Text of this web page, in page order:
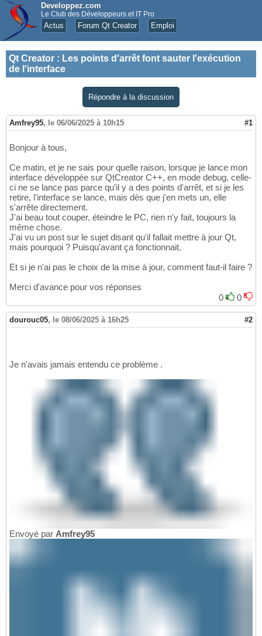
Developpez.com
Le Club des Développeurs et IT Pro
Actus Forum Qt Creator Emploi
Qt Creator : Les points d'arrêt font sauter l'exécution
de l'interface
Répondre à la discussion
Amfrey95, le 06/06/2025 à 10h15 #1
Bonjour à tous,
Ce matin, et je ne sais pour quelle raison, lorsque je lance mon
interface développée sur QtCreator C++, en mode debug, celle-
ci ne se lance pas parce qu'il y a des points d'arrêt, et si je les
retire, l'interface se lance, mais dès que j'en mets un, elle
s'arrête directement.
J'ai beau tout couper, éteindre le PC, rien n'y fait, toujours la
même chose.
J'ai vu un post sur le sujet disant qu'il fallait mettre à jour Qt,
mais pourquoi ? Puisqu'avant ça fonctionnait.
Et si je n'ai pas le choix de la mise à jour, comment faut-il faire ?
Merci d'avance pour vos réponses
0
0
dourouc05, le 08/06/2025 à 16h25 #2
Je n'avais jamais entendu ce problème .
Envoyé par Amfrey95